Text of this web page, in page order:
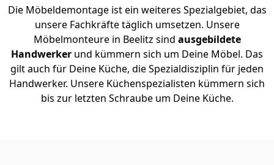
Die Möbeldemontage ist ein weiteres Spezialgebiet, das
unsere Fachkräfte täglich umsetzen. Unsere
Möbelmonteure in Beelitz sind ausgebildete
Handwerker und kümmern sich um Deine Möbel. Das
gilt auch für Deine Küche, die Spezialdisziplin für jeden
Handwerker. Unsere Küchenspezialisten kümmern sich
bis zur letzten Schraube um Deine Küche.